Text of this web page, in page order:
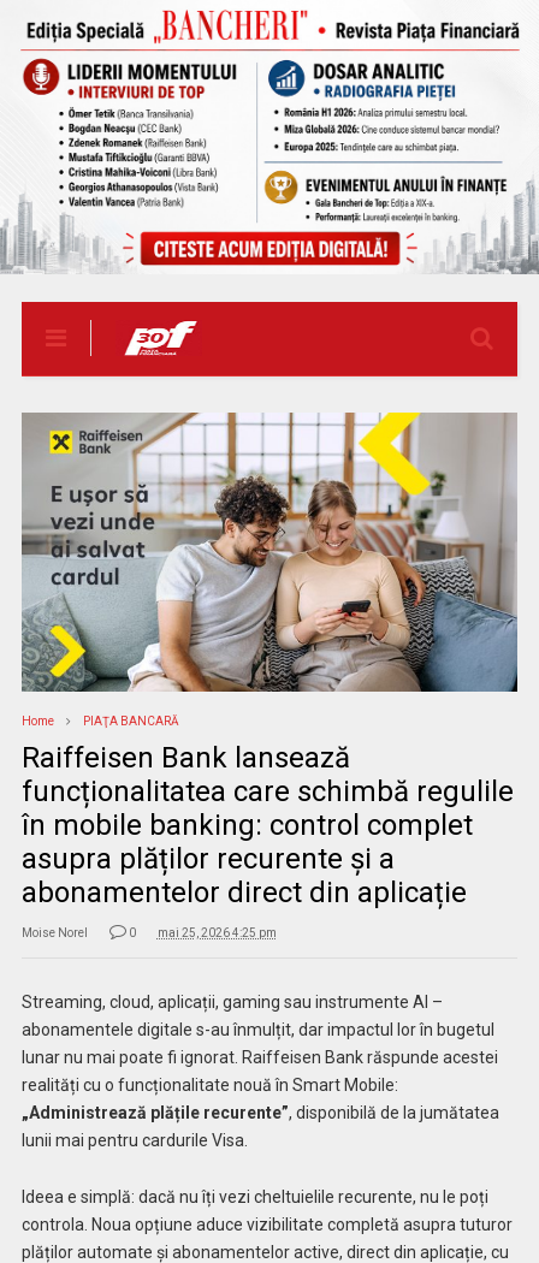
Home PIAŢA BANCARĂ
Raiffeisen Bank lansează
funcționalitatea care schimbă regulile
în mobile banking: control complet
asupra plăților recurente și a
abonamentelor direct din aplicație
Moise Norel 0 mai 25, 2026 4:25 pm
Streaming, cloud, aplicații, gaming sau instrumente AI –
abonamentele digitale s-au înmulțit, dar impactul lor în bugetul
lunar nu mai poate fi ignorat. Raiffeisen Bank răspunde acestei
realități cu o funcționalitate nouă în Smart Mobile:
„Administrează plățile recurente”, disponibilă de la jumătatea
lunii mai pentru cardurile Visa.
Ideea e simplă: dacă nu îți vezi cheltuielile recurente, nu le poți
controla. Noua opțiune aduce vizibilitate completă asupra tuturor
plăților automate și abonamentelor active, direct din aplicație, cu